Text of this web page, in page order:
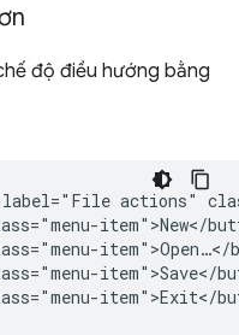
độ điều hướng bằng
label="File actions"
item">New</
item">Open…</
item">Save</
item">Exit</